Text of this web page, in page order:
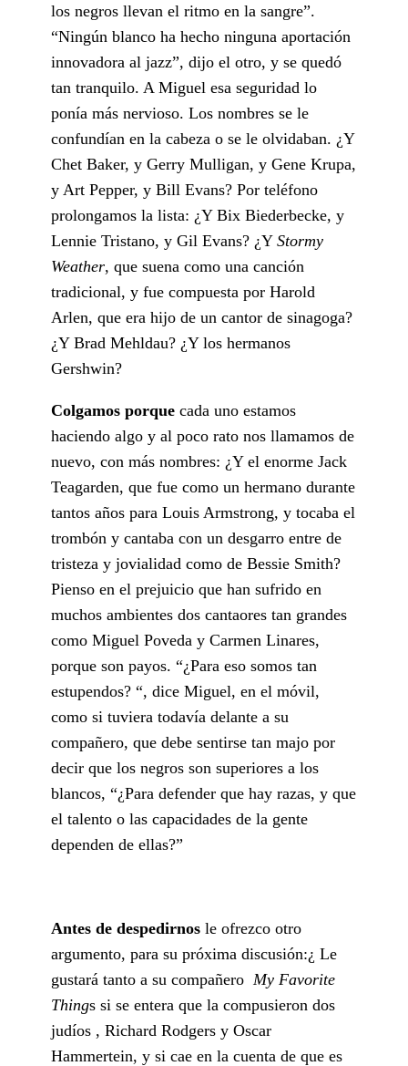
los negros llevan el ritmo en la sangre”.
“Ningún blanco ha hecho ninguna aportación
innovadora al jazz”, dijo el otro, y se quedó
tan tranquilo. A Miguel esa seguridad lo
ponía más nervioso. Los nombres se le
confundían en la cabeza o se le olvidaban. ¿Y
Chet Baker, y Gerry Mulligan, y Gene Krupa,
y Art Pepper, y Bill Evans? Por teléfono
prolongamos la lista: ¿Y Bix Biederbecke, y
Lennie Tristano, y Gil Evans? ¿Y Stormy
Weather, que suena como una canción
tradicional, y fue compuesta por Harold
Arlen, que era hijo de un cantor de sinagoga?
¿Y Brad Mehldau? ¿Y los hermanos
Gershwin?
Colgamos porque cada uno estamos
haciendo algo y al poco rato nos llamamos de
nuevo, con más nombres: ¿Y el enorme Jack
Teagarden, que fue como un hermano durante
tantos años para Louis Armstrong, y tocaba el
trombón y cantaba con un desgarro entre de
tristeza y jovialidad como de Bessie Smith?
Pienso en el prejuicio que han sufrido en
muchos ambientes dos cantaores tan grandes
como Miguel Poveda y Carmen Linares,
porque son payos. “¿Para eso somos tan
estupendos? “, dice Miguel, en el móvil,
como si tuviera todavía delante a su
compañero, que debe sentirse tan majo por
decir que los negros son superiores a los
blancos, “¿Para defender que hay razas, y que
el talento o las capacidades de la gente
dependen de ellas?”
Antes de despedirnos le ofrezco otro
argumento, para su próxima discusión:¿ Le
gustará tanto a su compañero My Favorite
Things si se entera que la compusieron dos
judíos , Richard Rodgers y Oscar
Hammertein, y si cae en la cuenta de que es